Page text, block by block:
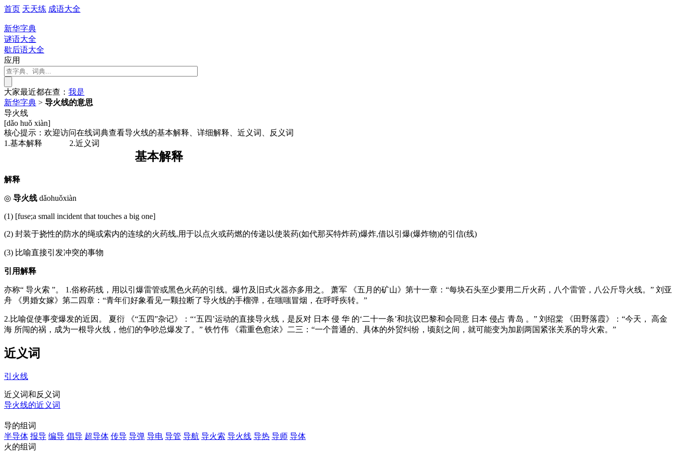
首页 天天练 成语大全
新华字典
谜语大全
歇后语大全
应用
大家最近都在查： 我是
新华字典 > 导火线的意思
导火线
[dǎo huǒ xiàn]
核心提示：欢迎访问在线词典查看导火线的基本解释、详细解释、近义词、反义词
1.基本解释
2.近义词
基本解释
解释
◎ 导火线 dǎohuǒxiàn
(1) [fuse;a small incident that touches a big one]
(2) 封装于挠性的防水的绳或索内的连续的火药线,用于以点火或药燃的传递以使装药(如代那买特炸药)爆炸,借以引爆(爆炸物)的引信(线)
(3) 比喻直接引发冲突的事物
引用解释
亦称“ 导火索 ”。 1.俗称药线，用以引爆雷管或黑色火药的引线。爆竹及旧式火器亦多用之。 萧军 《五月的矿山》第十一章：“每块石头至少要用二斤火药，八个雷管，八公斤导火线。” 刘亚
舟 《男婚女嫁》第二四章：“青年们好象看见一颗拉断了导火线的手榴弹，在嗤嗤冒烟，在呼呼疾转。”
2.比喻促使事变爆发的近因。 夏衍 《“五四”杂记》：“‘五四’运动的直接导火线，是反对 日本 侵 华 的‘二十一条’和抗议巴黎和会同意 日本 侵占 青岛 。” 刘绍棠 《田野落霞》：“今天， 高金
海 所闯的祸，成为一根导火线，他们的争吵总爆发了。” 铁竹伟 《霜重色愈浓》二三：“一个普通的、具体的外贸纠纷，顷刻之间，就可能变为加剧两国紧张关系的导火索。”
近义词
引火线
近义词和反义词
导火线的近义词
导的组词
半导体 报导 编导 倡导 超导体 传导 导弹 导电 导管 导航 导火索 导火线 导热 导师 导体
火的组词